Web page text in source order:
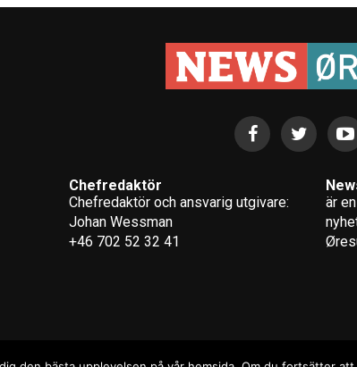
Chefredaktör
Chefredaktör och ansvarig utgivare:
Johan Wessman
+46 702 52 32 41
är